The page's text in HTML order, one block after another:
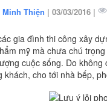
Minh Thiện | 03/03/2016 |
gia đình thi công xây
mỹ mà chưa chú
cuộc sống. Do
khách, cho tới nhà bếp,